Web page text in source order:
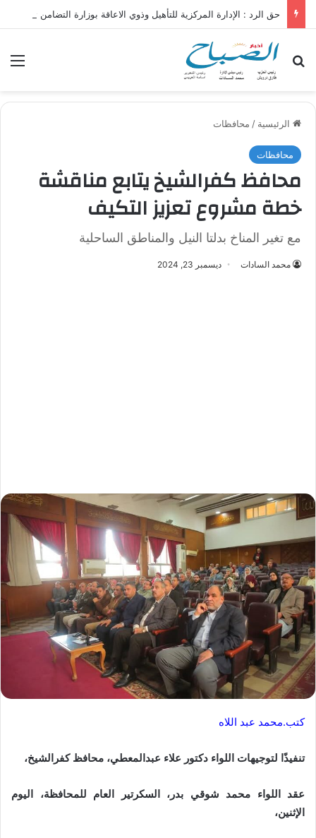
بحث عن
الرئيسية / محافظات
محافظات
محافظ كفرالشيخ يتابع مناقشة
خطة مشروع تعزيز التكيف
مع تغير المناخ بدلتا النيل والمناطق الساحلية
محمد السادات ديسمبر 23, 2024
كتب.محمد عبد اللاه
تنفيذًا لتوجيهات اللواء دكتور علاء عبدالمعطي، محافظ كفرالشيخ،
عقد اللواء محمد شوقي بدر، السكرتير العام للمحافظة، اليوم
الإثنين،